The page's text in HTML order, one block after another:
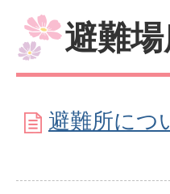
避難
避難所につ